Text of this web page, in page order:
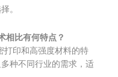
。
相比有何特点？
打印和高强度材料的特
种不同行业的需求，适